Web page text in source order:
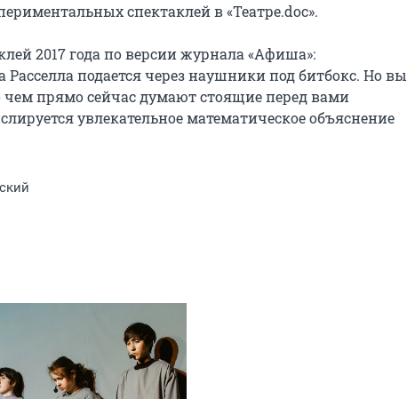
спектаклей в «Театре.doc».
2017 года по версии журнала «Афиша»:
подается через наушники под битбокс. Но вы
прямо сейчас думают стоящие перед вами
увлекательное математическое объяснение